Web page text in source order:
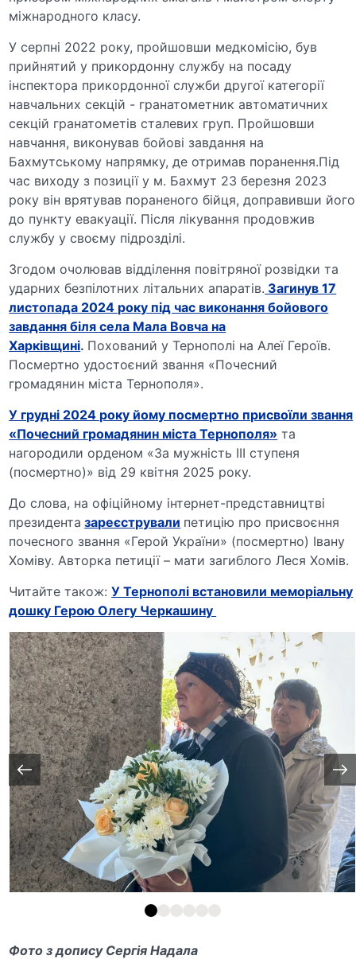
міжнародного класу.
У серпні 2022 року, пройшовши медкомісію, був
прийнятий у прикордонну службу на посаду
інспектора прикордонної служби другої категорії
навчальних секцій - гранатометник автоматичних
секцій гранатометів сталевих груп. Пройшовши
навчання, виконував бойові завдання на
Бахмутському напрямку, де отримав поранення.Під
час виходу з позиції у м. Бахмут 23 березня 2023
року він врятував пораненого бійця, доправивши його
до пункту евакуації. Після лікування продовжив
службу у своєму підрозділі.
Згодом очолював відділення повітряної розвідки та
ударних безпілотних літальних апаратів. Загинув 17
листопада 2024 року під час виконання бойового
завдання біля села Мала Вовча на
Харківщині. Похований у Тернополі на Алеї Героїв.
Посмертно удостоєний звання «Почесний
громадянин міста Тернополя».
У грудні 2024 року йому посмертно присвоїли звання
«Почесний громадянин міста Тернополя» та
нагородили орденом «За мужність ІІІ ступеня
(посмертно)» від 29 квітня 2025 року.
До слова, на офіційному інтернет-представництві
президента зареєстрували петицію про присвоєння
почесного звання «Герой України» (посмертно) Івану
Хоміву. Авторка петиції – мати загиблого Леся Хомів.
Читайте також:У Тернополі встановили меморіальну
дошку Герою Олегу Черкашину
Фото з допису Сергія Надала